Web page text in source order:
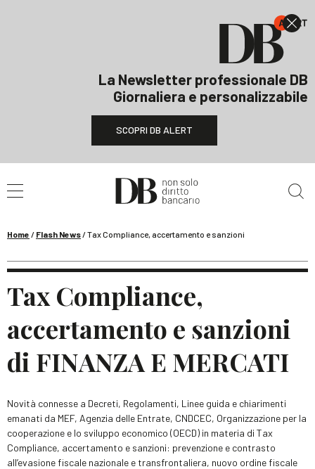
La Newsletter professionale DB
Giornaliera e personalizzabile
SCOPRI DB ALERT
Home / Flash News/Tax Compliance, accertamento e sanzioni
Tax Compliance,
accertamento e sanzioni
di FINANZA E MERCATI
Novità connesse a Decreti, Regolamenti, Linee guida e chiarimenti
emanati da MEF, Agenzia delle Entrate, CNDCEC, Organizzazione per la
cooperazione e lo sviluppo economico (OECD) in materia di Tax
Compliance, accertamento e sanzioni: prevenzione e contrasto
all’evasione fiscale nazionale e transfrontaliera, nuovo ordine fiscale